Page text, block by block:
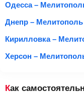
Одесса –
Днепр – Мелитополь
Кирилловка –
Херсон –
Как самостоятельно найти попутку Запорожье →